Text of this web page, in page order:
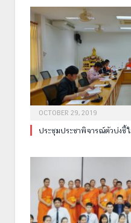
OCTOBER 29, 2019
ประชุมประชาพิจารณ์ตัวบ่ง